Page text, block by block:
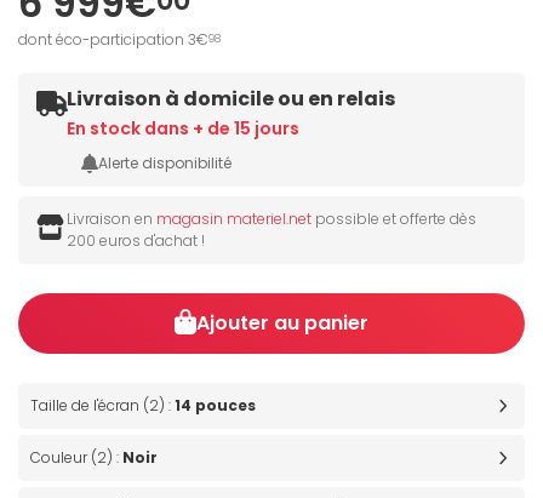
dont éco-participation 3€98
Livraison à domicile ou en relais
En stock dans + de 15 jours
Alerte disponibilité
Livraison en magasin materiel.net possible et offerte dès
200 euros d'achat !
Ajouter au panier
Taille de l'écran (2) :14 pouces
Couleur (2) : Noir